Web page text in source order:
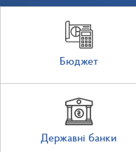
Бюджет
Державні банки